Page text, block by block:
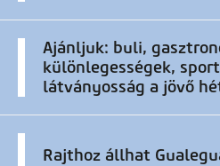
Ajánljuk: buli,
különlegességek,
látványosság a jövő
Rajthoz állhat